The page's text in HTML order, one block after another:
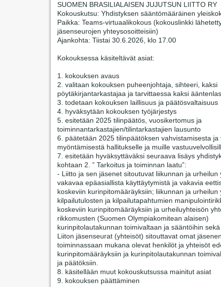
SUOMEN BRASILIALAISEN JUJUTSUN LIITTO RY
Kokouskutsu: Yhdistyksen sääntömääräinen
Paikka: Teams-virtuaalikokous (kokouslinkki
jäsenseurojen yhteysosoitteisiin)
Ajankohta: Tiistai 30.6.2026, klo 17.00
Kokouksessa käsiteltävät asiat:
1. kokouksen avaus
2. valitaan kokouksen puheenjohtaja, sihteeri, kaksi
pöytäkirjantarkastajaa ja tarvittaessa kaksi
3. todetaan kokouksen laillisuus ja päätösvaltaisuus
4. hyväksytään kokouksen työjärjestys
5. esitetään 2025 tilinpäätös, vuosikertomus ja
toiminnantarkastajien/tilintarkastajien lausunto
6. päätetään 2025 tilinpäätöksen vahvistamisesta
myöntämisestä hallitukselle ja muille
7. esitetään hyväksyttäväksi seuraava lisäys
kohtaan 2. ” Tarkoitus ja toiminnan laatu”:
- Liitto ja sen jäsenet sitoutuvat liikunnan ja urheilun
vakavaa epäasiallista käyttäytymistä ja vakavia
koskeviin kurinpitomääräyksiin; liikunnan ja urheilun
kilpailutulosten ja kilpailutapahtumien
koskeviin kurinpitomääräyksiin ja urheiluyhteisön
rikkomusten (Suomen Olympiakomitean alaisen)
kurinpitolautakunnan toimivaltaan ja sääntöihin
Liiton jäsenseurat (yhteisöt) sitouttavat omat
toiminnassaan mukana olevat henkilöt ja yhteisöt
kurinpitomääräyksiin ja kurinpitolautakunnan
ja päätöksiin.
8. käsitellään muut kokouskutsussa mainitut asiat
9. kokouksen päättäminen